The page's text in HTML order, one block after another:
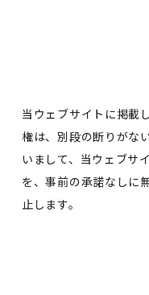
当ウェブサイトに掲載
権は、別段の断りがな
いまして、当ウェブサ
を、事前の承諾なしに
止します。